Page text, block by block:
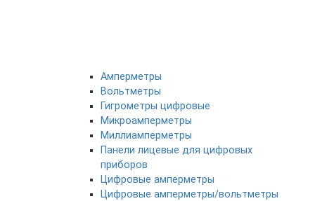
Амперметры
Вольтметры
Гигрометры цифровые
Микроамперметры
Миллиамперметры
Панели лицевые для цифровых
приборов
Цифровые амперметры
Цифровые амперметры/вольтметры